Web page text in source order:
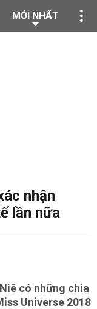
MỚI NHẤT
nhận
lần nữa
có những chia
Universe 2018